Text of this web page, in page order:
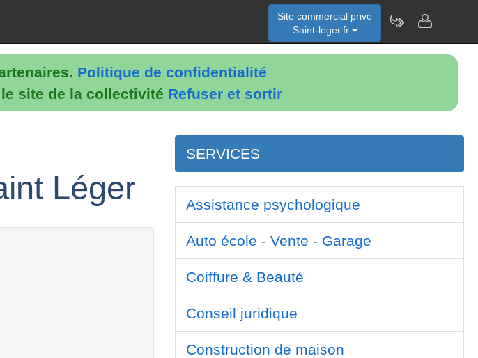
Politique de confidentialité
site de la collectivité Refuser et sortir
Site commercial privé
Saint-leger.fr
Léger
SERVICES
Assistance psychologique
Auto école - Vente - Garage
Coiffure & Beauté
Conseil juridique
Construction de maison